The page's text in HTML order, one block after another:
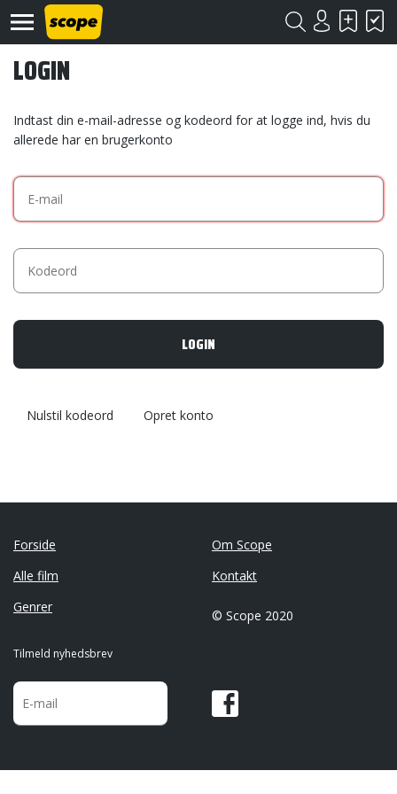
Kontakt
©
2020
LOGIN
Indtast din e-mail-adresse og kodeord for at logge ind, hvis du
allerede har en brugerkonto
Nulstil kodeord Opret konto
Forside
Alle film
Genrer
Om Scope
Kontakt
© Scope 2020
Tilmeld nyhedsbrev